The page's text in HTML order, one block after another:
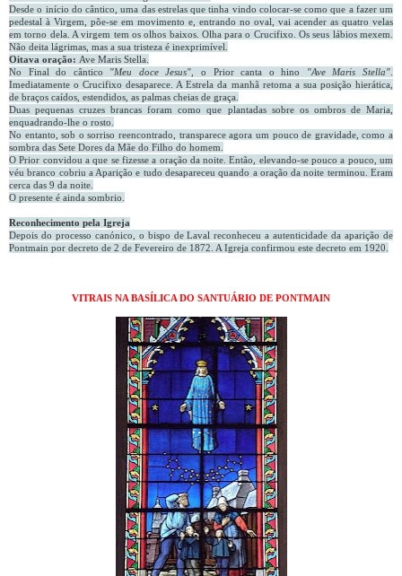
Desde o início do cântico, uma das estrelas que tinha vindo colocar-se como que a fazer um
pedestal à Virgem, põe-se em movimento e, entrando no oval, vai acender as quatro velas
em torno dela. A virgem tem os olhos baixos. Olha para o Crucifixo. Os seus lábios mexem.
Não deita lágrimas, mas a sua tristeza é inexprimível.
Oitava oração: Ave Maris Stella.
No Final do cântico "Meu doce Jesus" , o Prior canta o hino "Ave Maris Stella"
Imediatamente o Crucifixo desaparece. A Estrela da manhã retoma a sua posição hierática,
de braços caídos, estendidos, as palmas cheias de graça.
Duas pequenas cruzes brancas foram como que plantadas sobre os ombros de Maria,
enquadrando-lhe o rosto.
No entanto, sob o sorriso reencontrado, transparece agora um pouco de gravidade, como a
sombra das Sete Dores da Mãe do Filho do homem.
O Prior convidou a que se fizesse a oração da noite. Então, elevando-se pouco a pouco, um
véu branco cobriu a Aparição e tudo desapareceu quando a oração da noite terminou. Eram
cerca das 9 da noite.
O presente é ainda sombrio.
Reconhecimento pela Igreja
Depois do processo canónico, o bispo de Laval reconheceu a autenticidade da aparição de
Pontmain por decreto de 2 de Fevereiro de 1872. A Igreja confirmou este decreto em 1920.
VITRAIS NA BASÍLICA DO SANTUÁRIO DE PONTMAIN